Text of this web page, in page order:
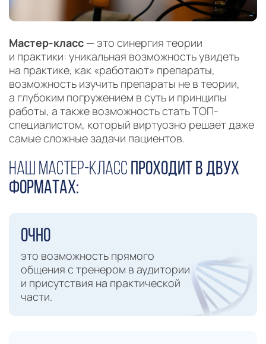
Мастер-класс — это синергия теории
и практики: уникальная возможность увидеть
на практике, как «работают» препараты,
возможность изучить препараты не в теории,
а глубоким погружением в суть и принципы
работы, а также возможность стать ТОП-
специалистом, который виртуозно решает даже
самые сложные задачи пациентов.
НАШ МАСТЕР-КЛАСС ПРОХОДИТ В ДВУХ
ФОРМАТАХ:
Очно
это возможность прямого
общения с тренером в аудитории
и присутствия на практической
части.